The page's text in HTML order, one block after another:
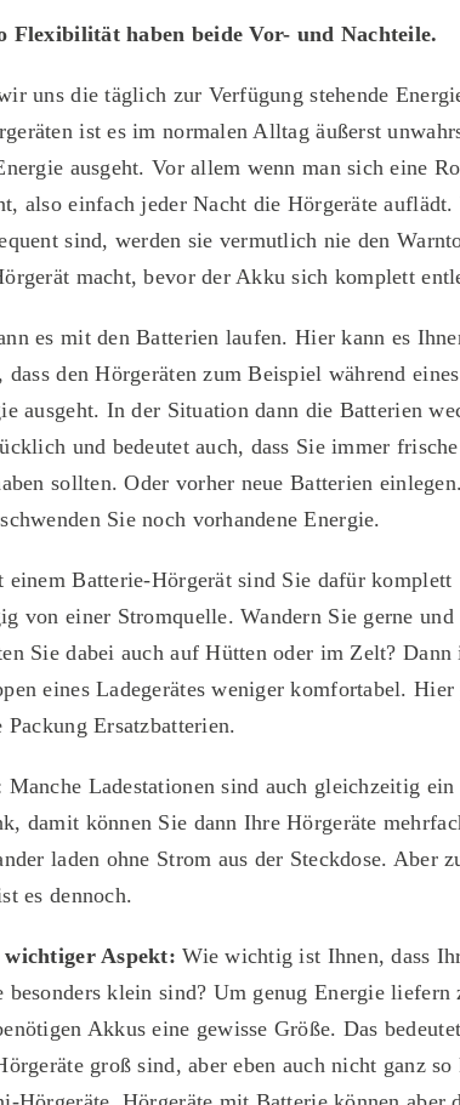
Flexibilität haben beide Vor- und Nachteile.
uns die täglich zur Verfügung stehende
ist es im normalen Alltag äußerst
ausgeht. Vor allem wenn man sich eine
also einfach jeder Nacht die Hörgeräte auflädt.
sind, werden sie vermutlich nie den
macht, bevor der Akku sich komplett
es mit den Batterien laufen. Hier kann es
dass den Hörgeräten zum Beispiel während
ausgeht. In der Situation dann die Batterien
und bedeutet auch, dass Sie immer
sollten. Oder vorher neue Batterien
Sie noch vorhandene Energie.
Batterie-Hörgerät sind Sie dafür komplett
von einer Strom­quelle. Wandern Sie gerne und
Sie dabei auch auf Hütten oder im Zelt? Dann
eines Ladegerätes weniger komfortabel. Hier
Ersatz­batterien.
Manche Ladestationen sind auch gleichzeitig ein
damit können Sie dann Ihre Hörgeräte
laden ohne Strom aus der Steckdose. Aber
es dennoch.
wichtiger Aspekt: Wie wichtig ist Ihnen, dass
besonders klein sind? Um genug Energie liefern
Akkus eine gewisse Größe. Das
groß sind, aber eben auch nicht ganz